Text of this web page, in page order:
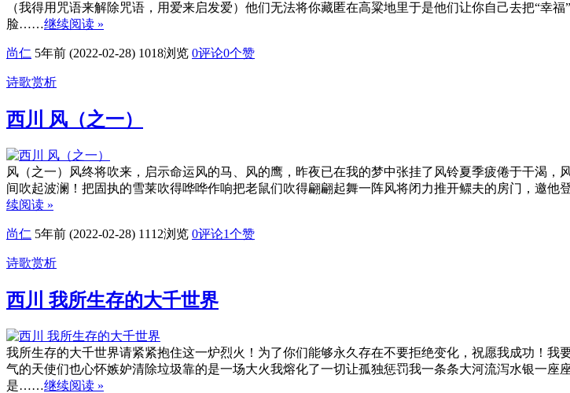
（我得用咒语来解除咒语，用爱来启发爱）他们无法将你藏匿在高粱地里于是他们让你自己去把“幸
脸……继续阅读 »
尚仁 5年前 (2022-02-28) 1018浏览 0评论0个赞
诗歌赏析
西川 风（之一）
风（之一）风终将吹来，启示命运风的马、风的鹰，昨夜已在我的梦中张挂了风铃夏季疲倦于干渴
间吹起波澜！把固执的雪莱吹得哗哗作响把老鼠们吹得翩翩起舞一阵风将闭力推开鳏夫的房门，邀
续阅读 »
尚仁 5年前 (2022-02-28) 1112浏览 0评论1个赞
诗歌赏析
西川 我所生存的大千世界
我所生存的大千世界请紧紧抱住这一炉烈火！为了你们能够永久存在不要拒绝变化，祝愿我成功！
气的天使们也心怀嫉妒清除垃圾靠的是一场大火我熔化了一切让孤独惩罚我一条条大河流泻水银一
是……继续阅读 »